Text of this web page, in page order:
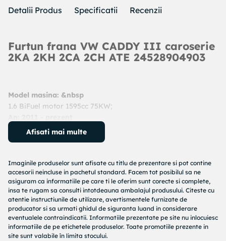
Detalii Produs Specificatii Recenzii
Furtun frana VW CADDY III caroserie
2KA 2KH 2CA 2CH ATE 24528904903
Model masina: &nbsp
1.6 BiFuel motor 1595cc 75KW;
Cod produs:24528904903
Producator:
Specificatii produs:
Lungime [mm] : 490
Filet interior 1 [mm] : M10x1
Filet interior 2 [mm] : M10x1
Deschidere cheie : 17
Cod MAPP disponibil :
Afisati mai multe
Imaginile produselor sunt afisate cu titlu de prezentare si pot contine
accesorii neincluse in pachetul standard. Facem tot posibilul sa ne
asiguram ca informatiile pe care ti le oferim sunt corecte si complete,
insa te rugam sa consulti intotdeauna ambalajul produsului. Citeste cu
atentie instructiunile de utilizare, avertismentele furnizate de
producator si sa urmati ghidul de siguranta luand in considerare
eventualele contraindicatii. Informatiile prezentate pe site nu inlocuiesc
informatiile de pe etichetele produselor. Toate promotiile prezente in
site sunt valabile în limita stocului.